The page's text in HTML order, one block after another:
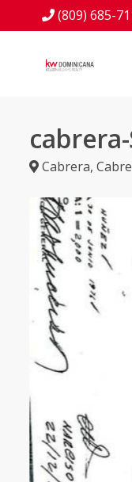
(809) 685-
Cabrera,